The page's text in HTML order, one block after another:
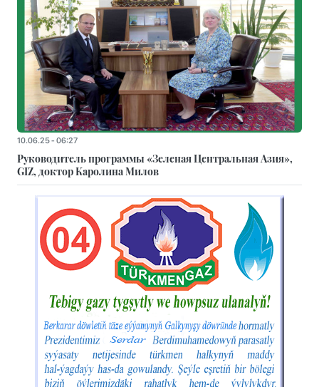
10.06.25 - 06:27
Руководитель программы «Зеленая Центральная Азия»,
GIZ, доктор Каролина Милов